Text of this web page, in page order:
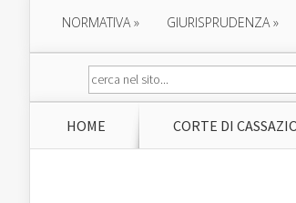
NORMATIVA» GIURISPRUDENZA»
HOME CORTE DI